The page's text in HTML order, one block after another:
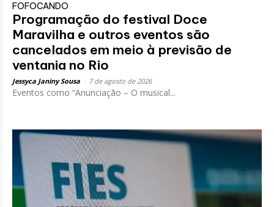
FOFOCANDO
Programação do festival Doce
Maravilha e outros eventos são
cancelados em meio à previsão de
ventania no Rio
Jessyca Janiny Sousa 7 de agosto de 2026
Eventos como “Anunciação – O musical...